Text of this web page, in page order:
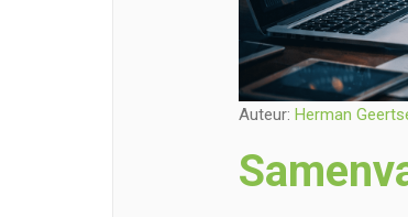
Auteur: Herman